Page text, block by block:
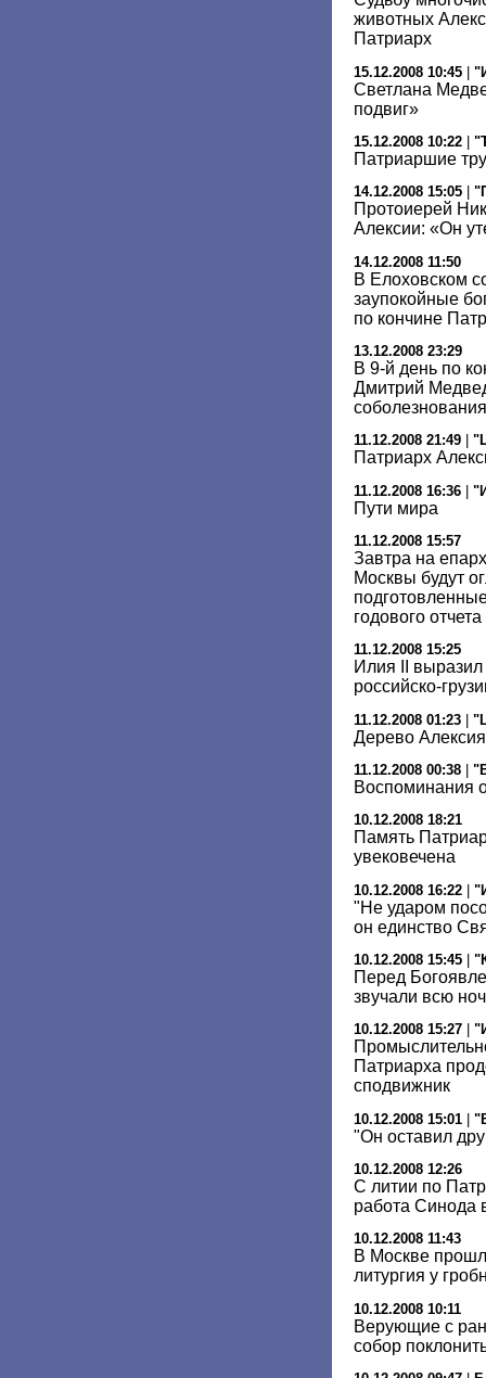
животных
Патриарх
15.12.2008 10:45 |
Светлана
подвиг»
15.12.2008 10:22
Патриаршие
14.12.2008 15:05
Протоиерей
Алексии: «Он
14.12.2008 11:50
В Елоховском
заупокойные
по кончине
13.12.2008 23:29
В 9-й день по
Дмитрий
соболезнования
11.12.2008 21:49
Патриарх
11.12.2008 16:36 |
Пути мира
11.12.2008 15:57
Завтра на
Москвы будут
годового отчета
11.12.2008 15:25
Илия II
российско-
11.12.2008 01:23 |
Дерево
11.12.2008 00:38
Воспоминания
10.12.2008 18:21
Память
увековечена
10.12.2008 16:22 |
"Не ударом
он единство
10.12.2008 15:45
Перед
звучали всю
10.12.2008 15:27
Патриарха
сподвижник
10.12.2008 15:01 |
"Он оставил
10.12.2008 12:26
С литии по
работа Синода
10.12.2008 11:43
В Москве
литургия у
10.12.2008 10:11
Верующие с
собор